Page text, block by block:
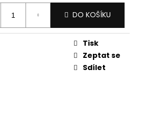
DO KOŠÍKU
Tisk
Zeptat se
Sdílet